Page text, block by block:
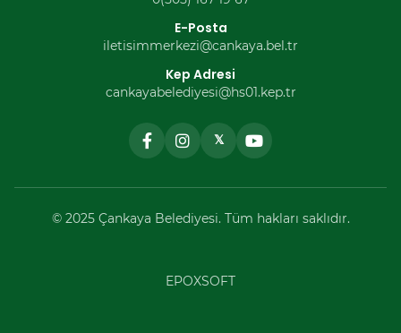
E-Posta
iletisimmerkezi@cankaya.bel.tr
Kep Adresi
cankayabelediyesi@hs01.kep.tr
𝕏
© 2025 Çankaya Belediyesi. Tüm hakları saklıdır.
EPOXSOFT